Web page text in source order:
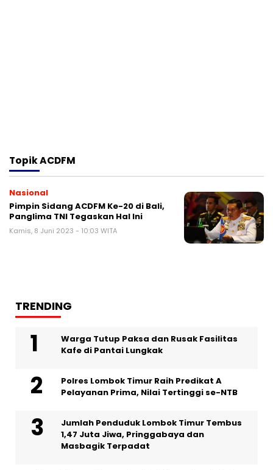
TopikACDFM
Nasional
Pimpin Sidang ACDFM Ke-20 di Bali,
Panglima TNI Tegaskan Hal Ini
Kamis, 8 Juni 2023 - 10:03 WITA
TRENDING
Warga Tutup Paksa dan Rusak Fasilitas
Kafe di Pantai Lungkak
Polres Lombok Timur Raih Predikat A
Pelayanan Prima, Nilai Tertinggi se-NTB
Jumlah Penduduk Lombok Timur Tembus
1,47 Juta Jiwa, Pringgabaya dan
Masbagik Terpadat